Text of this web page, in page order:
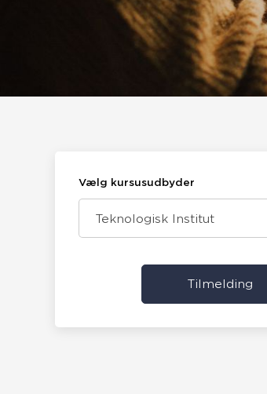
Vælg kursusudbyder
Teknologisk Institut
Tilmelding